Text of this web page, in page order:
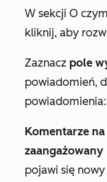
W sekcji O
kliknij, aby
Zaznacz pole
powiadomień,
powiadomienia:
Komentarze na
zaangażowany
pojawi się